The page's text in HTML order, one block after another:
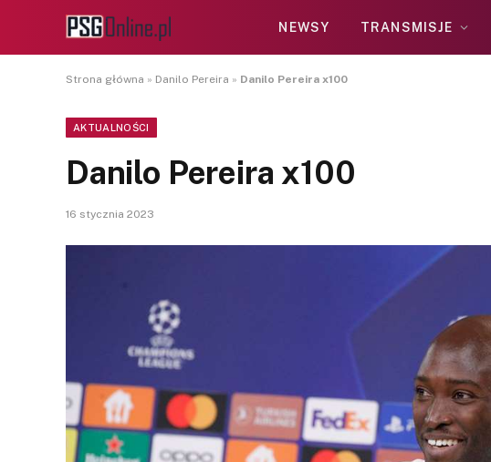
NEWSY TRANSMISJE
Strona główna » Danilo Pereira » Danilo Pereira x100
AKTUALNOŚCI
Danilo Pereira x100
16 stycznia 2023